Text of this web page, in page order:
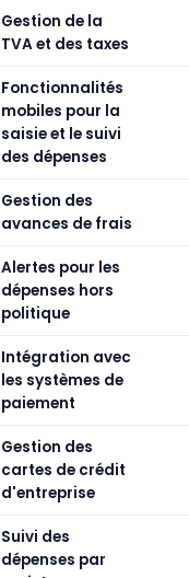
Gestion de la
TVA et des taxes
Fonctionnalités
mobiles pour la
saisie et le suivi
des dépenses
Gestion des
avances de frais
Alertes pour les
dépenses hors
politique
Intégration avec
les systèmes de
paiement
Gestion des
cartes de crédit
d'entreprise
Suivi des
dépenses par